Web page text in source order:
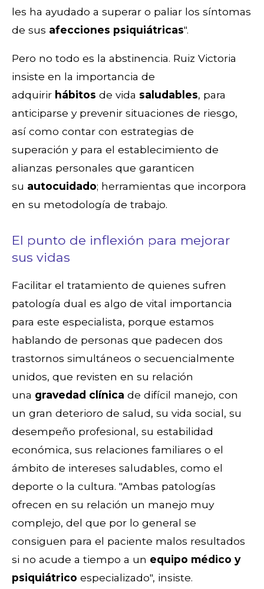
les ha ayudado a superar o paliar los síntomas
de sus afecciones psiquiátricas".
Pero no todo es la abstinencia. Ruiz Victoria
insiste en la importancia de
adquirir hábitos de vida saludables, para
anticiparse y prevenir situaciones de riesgo,
así como contar con estrategias de
superación y para el establecimiento de
alianzas personales que garanticen
su autocuidado; herramientas que incorpora
en su metodología de trabajo.
El punto de inflexión para mejorar
sus vidas
Facilitar el tratamiento de quienes sufren
patología dual es algo de vital importancia
para este especialista, porque estamos
hablando de personas que padecen dos
trastornos simultáneos o secuencialmente
unidos, que revisten en su relación
una gravedad clínica de difícil manejo, con
un gran deterioro de salud, su vida social, su
desempeño profesional, su estabilidad
económica, sus relaciones familiares o el
ámbito de intereses saludables, como el
deporte o la cultura. "Ambas patologías
ofrecen en su relación un manejo muy
complejo, del que por lo general se
consiguen para el paciente malos resultados
si no acude a tiempo a un equipo médico y
psiquiátrico especializado", insiste.